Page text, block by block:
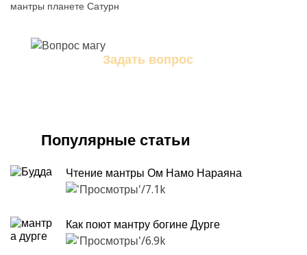
мантры планете Сатурн
Задать вопрос
Популярные статьи
Чтение мантры Ом Намо Нараяна
7.1k
Как поют мантру богине Дурге
6.9k